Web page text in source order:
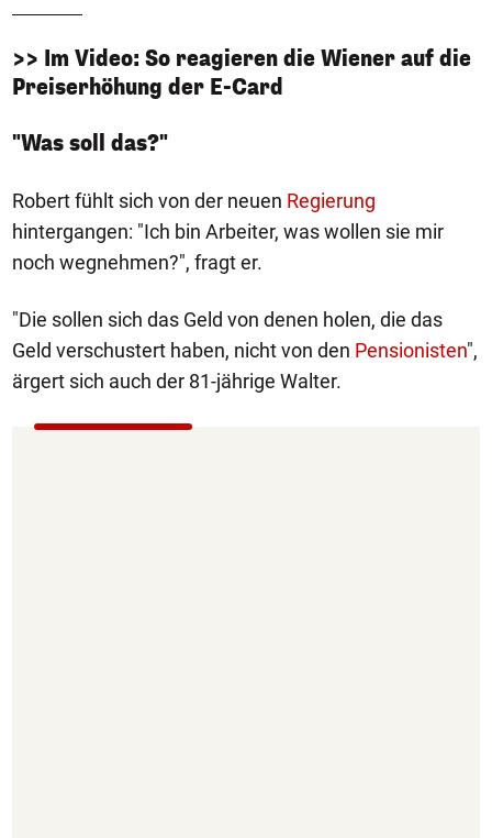
>> Im Video: So reagieren die Wiener auf die
Preiserhöhung der E-Card
"Was soll das?"
Robert fühlt sich von der neuen Regierung
hintergangen: "Ich bin Arbeiter, was wollen sie mir
noch wegnehmen?", fragt er.
"Die sollen sich das Geld von denen holen, die das
Geld verschustert haben, nicht von den Pensionisten",
ärgert sich auch der 81-jährige Walter.